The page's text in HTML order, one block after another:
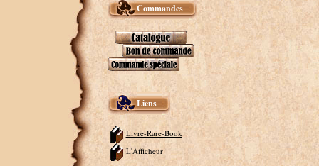
Commandes
Liens
Livre-Rare-Book
L'Afficheur